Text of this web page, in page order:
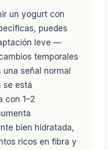
un yogurt con
puedes
leve —
temporales
señal normal
se está
con 1–2
bien hidratada,
ricos en fibra y